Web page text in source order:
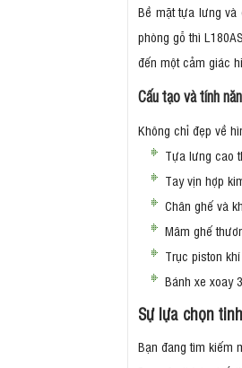
Bề mặt tựa lưng và
phòng gỗ thì
đến một cảm giác
Cấu tạo và tính
Không chỉ đẹp về
Tựa lưng cao
Tay vịn hợp
Chân ghế và
Mâm ghế
Trục piston
Bánh xe xoay
Sự lựa chọn
Bạn đang tìm kiếm